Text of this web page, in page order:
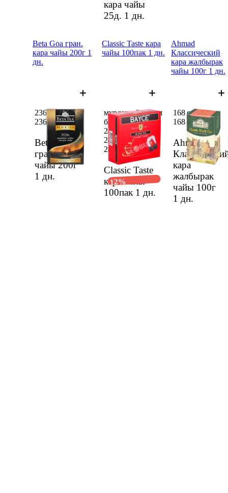
кара чайы
25д. 1 дн.
Beta Goa гран.
кара чайы 200г 1
дн.
Beta Goa
гран. кара
чайы 200г
1 дн.
236 сом
236 сом
Classic Taste кара
чайы 100пак 1 дн.
Classic Taste
кара чайы
100пак 1 дн.
мурдагы 285 сом
баанын ордуна
249,48 сом
249,48 сом
285 сом
12%
Ahmad
Классический
кара жалбырак
чайы 100г 1 дн.
Ahmad
кара
жалбырак
чайы 100г
1 дн.
168 сом
168 сом